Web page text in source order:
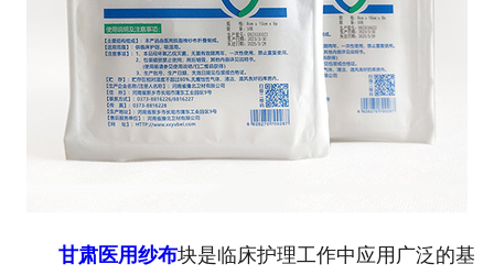
联系我们
甘肃医用纱布块是临床护理工作中应用广泛的基